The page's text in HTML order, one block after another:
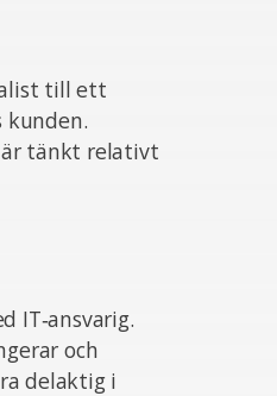
till ett
kunden.
är tänkt relativt
IT‑ansvarig.
och
delaktig i